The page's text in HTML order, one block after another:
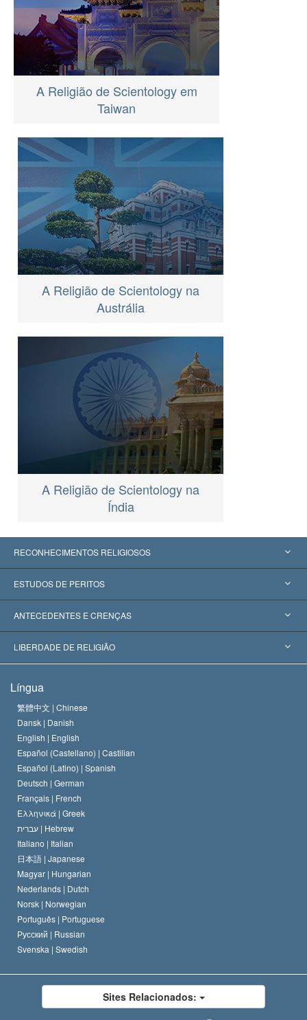
A Religião de Scientology em
Taiwan
A Religião de Scientology na
Austrália
A Religião de Scientology na
Índia
RECONHECIMENTOS RELIGIOSOS
Estados Unidos
Reconhecimentos Mundiais
Decisões Históricas
ESTUDOS DE PERITOS
Apreciações por Categoria
Os Peritos Mais Proeminentes do Mundo
ANTECEDENTES E CRENÇAS
L. Ron Hubbard
O Credo da Igreja de Scientology
O Código de Um Scientologist
David Miscavige
LIBERDADE DE RELIGIÃO
Normas Internacionais de Direitos Humanos
Proclamação sobre Religião
Língua
繁體中文 | Chinese
Dansk | Danish
English | English
Español (Castellano) | Castilian
Español (Latino) | Spanish
Deutsch | German
Français | French
Ελληνικά | Greek
עברית | Hebrew
Italiano | Italian
日本語 | Japanese
Magyar | Hungarian
Nederlands | Dutch
Norsk | Norwegian
Português | Portuguese
Русский | Russian
Svenska | Swedish
Sites Relacionados: